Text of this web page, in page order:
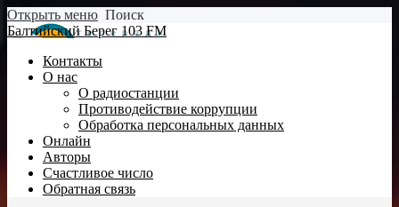
Открыть меню Поиск
Балтийский Берег 103 FM
Контакты
О нас
О радиостанции
Противодействие коррупции
Обработка персональных данных
Онлайн
Авторы
Счастливое число
Обратная связь